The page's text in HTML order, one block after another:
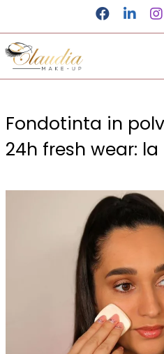
Claudia Make-up
Fondotinta in
24h fresh wear: